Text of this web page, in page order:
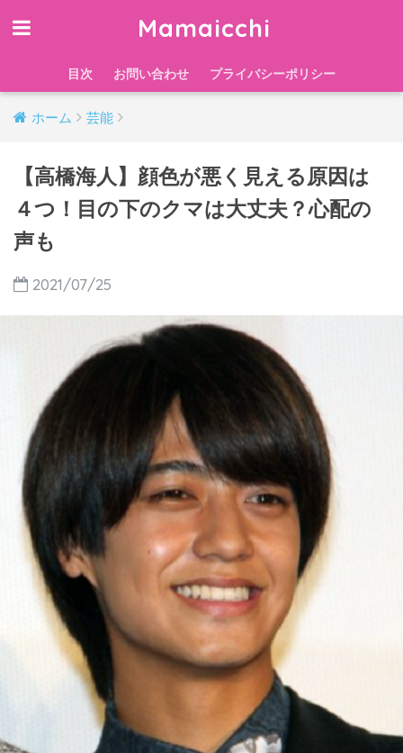
Mamaicchi
目次 お問い合わせ プライバシーポリシー
ホーム 芸能
【高橋海人】顔色が悪く見える原因は
４つ！目の下のクマは大丈夫？心配の
声も
2021/07/25